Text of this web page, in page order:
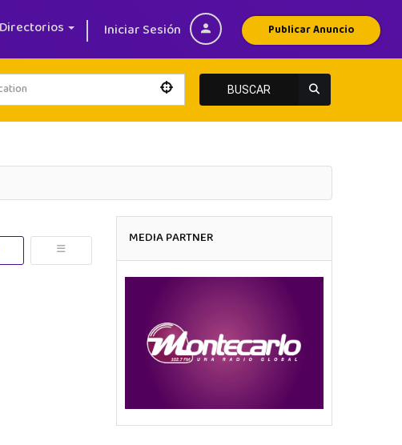
Iniciar Sesión Publicar Anuncio
Directorios
BUSCAR
MEDIA PARTNER